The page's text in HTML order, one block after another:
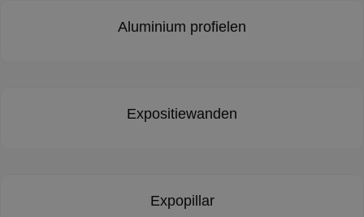
Aluminium profielen
Expositiewanden
Expopillar